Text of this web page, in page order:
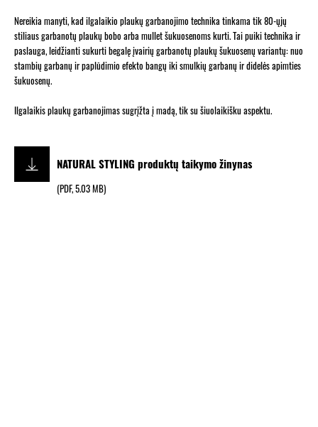
Nereikia manyti, kad ilgalaikio plaukų garbanojimo technika tinkama tik 80-ųjų
stiliaus garbanotų plaukų bobo arba mullet šukuosenoms kurti. Tai puiki technika ir
paslauga, leidžianti sukurti begalę įvairių garbanotų plaukų šukuosenų variantų: nuo
stambių garbanų ir paplūdimio efekto bangų iki smulkių garbanų ir didelės apimties
šukuosenų.
Ilgalaikis plaukų garbanojimas sugrįžta į madą, tik su šiuolaikišku aspektu.
NATURAL STYLING produktų taikymo žinynas
(PDF,5.03 MB)